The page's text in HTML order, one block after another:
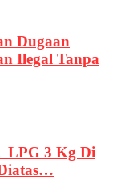
Dugaan
Ilegal Tanpa
LPG 3 Kg Di